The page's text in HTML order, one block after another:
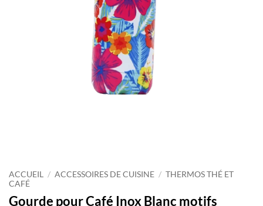
ACCUEIL / ACCESSOIRES DE CUISINE / THERMOS THÉ ET
CAFÉ
Gourde pour Café Inox Blanc motifs